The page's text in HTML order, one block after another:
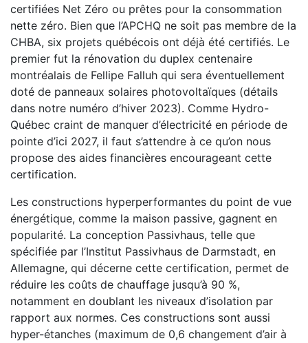
certifiées Net Zéro ou prêtes pour la consommation
nette zéro. Bien que l’APCHQ ne soit pas membre de la
CHBA, six projets québécois ont déjà été certifiés. Le
premier fut la rénovation du duplex centenaire
montréalais de Fellipe Falluh qui sera éventuellement
doté de panneaux solaires photovoltaïques (détails
dans notre numéro d’hiver 2023). Comme Hydro-
Québec craint de manquer d’électricité en période de
pointe d’ici 2027, il faut s’attendre à ce qu’on nous
propose des aides financières encourageant cette
certification.
Les constructions hyperperformantes du point de vue
énergétique, comme la maison passive, gagnent en
popularité. La conception Passivhaus, telle que
spécifiée par l’Institut Passivhaus de Darmstadt, en
Allemagne, qui décerne cette certification, permet de
réduire les coûts de chauffage jusqu’à 90 %,
notamment en doublant les niveaux d’isolation par
rapport aux normes. Ces constructions sont aussi
hyper-étanches (maximum de 0,6 changement d’air à